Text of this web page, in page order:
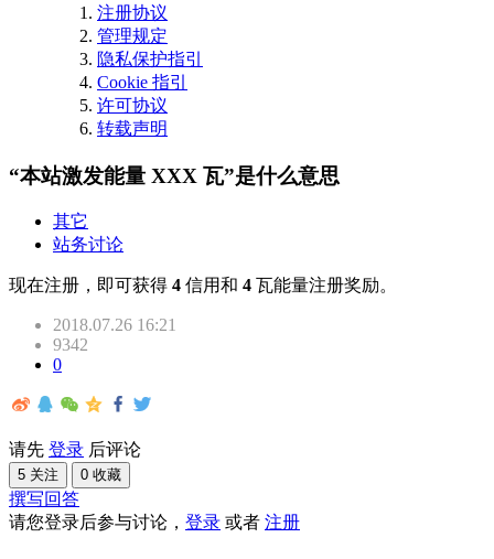
注册协议
管理规定
隐私保护指引
Cookie 指引
许可协议
转载声明
“本站激发能量 XXX 瓦”是什么意思
其它
站务讨论
现在注册，即可获得 4 信用和 4 瓦能量注册奖励。
2018.07.26 16:21
9342
0
请先 登录 后评论
5 关注 0 收藏
撰写回答
请您登录后参与讨论， 登录 或者 注册